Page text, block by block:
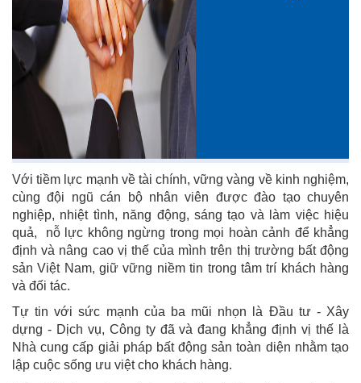
Với tiềm lực mạnh về tài chính, vững vàng về kinh nghiệm,
cùng đội ngũ cán bộ nhân viên được đào tạo chuyên
nghiệp, nhiệt tình, năng động, sáng tạo và làm việc hiệu
quả, nỗ lực không ngừng trong mọi hoàn cảnh để khẳng
định và nâng cao vị thế của mình trên thị trường bất động
sản Việt Nam, giữ vững niềm tin trong tâm trí khách hàng
và đối tác.
Tự tin với sức mạnh của ba mũi nhọn là Ðầu tư - Xây
dựng - Dịch vụ, Công ty đã và đang khẳng định vị thế là
Nhà cung cấp giải pháp bất động sản toàn diện nhằm tạo
lập cuộc sống ưu việt cho khách hàng.